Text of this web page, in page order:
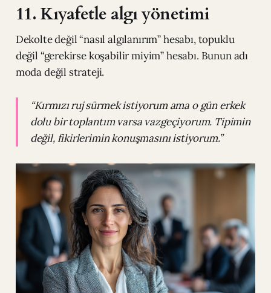
11. Kıyafetle algı yönetimi
Dekolte değil “nasıl algılanırım” hesabı, topuklu
değil “gerekirse koşabilir miyim” hesabı. Bunun adı
moda değil strateji.
“Kırmızı ruj sürmek istiyorum ama o gün erkek
dolu bir toplantım varsa vazgeçiyorum. Tipimin
değil, fikirlerimin konuşmasını istiyorum.”